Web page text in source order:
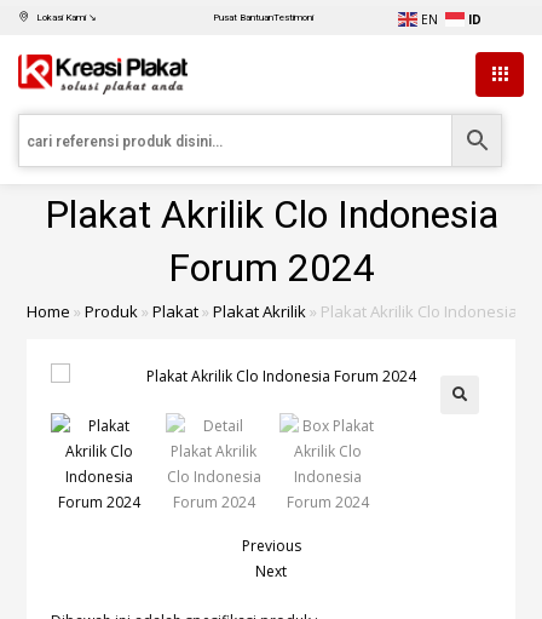
Lokasi Kami ↘ Pusat BantuanTestimoni EN ID
Plakat Akrilik Clo Indonesia
Forum 2024
Home »Produk»Plakat»Plakat Akrilik» Plakat Akrilik Clo Indonesia
Previous
Next